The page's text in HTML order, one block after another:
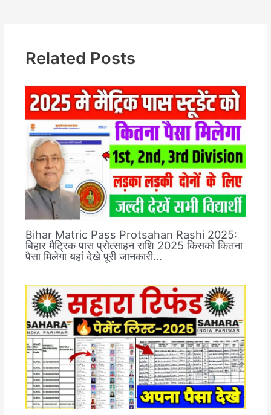
Related Posts
Bihar Matric Pass Protsahan Rashi 2025:
बिहार मैट्रिक पास प्रोत्साहन राशि 2025 किसको कितना
पैसा मिलेगा यहां देखे पूरी जानकारी…